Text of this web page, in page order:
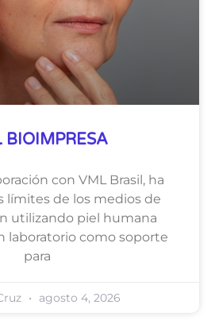
BIOIMPRESA
con VML Brasil, ha
límites de los medios de
utilizando piel humana
laboratorio como soporte
para
agosto 4, 2026